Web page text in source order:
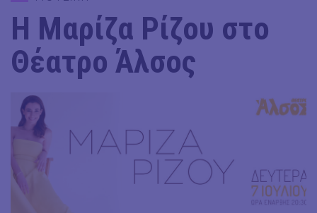
Η Μαρίζα Ρίζου στο
Θέατρο Άλσος